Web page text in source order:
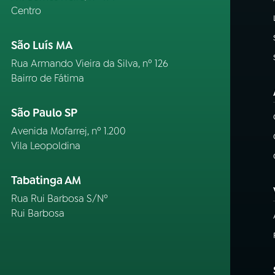
Centro
São Luís MA
Rua Armando Vieira da Silva, nº 126
Bairro de Fátima
São Paulo SP
Avenida Mofarrej, nº 1.200
Vila Leopoldina
Tabatinga AM
Rua Rui Barbosa S/Nº
Rui Barbosa